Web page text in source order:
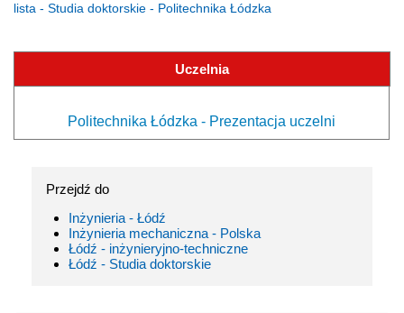
lista - Studia doktorskie - Politechnika Łódzka
Uczelnia
Politechnika Łódzka - Prezentacja uczelni
Przejdź do
Inżynieria - Łódź
Inżynieria mechaniczna - Polska
Łódź - inżynieryjno-techniczne
Łódź - Studia doktorskie